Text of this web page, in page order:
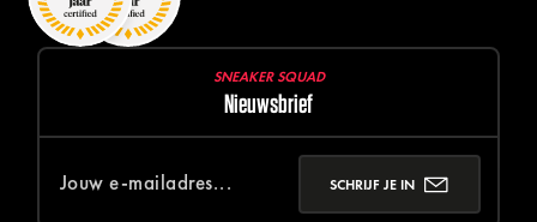
SNEAKER SQUAD
Nieuwsbrief
SCHRIJF JE IN